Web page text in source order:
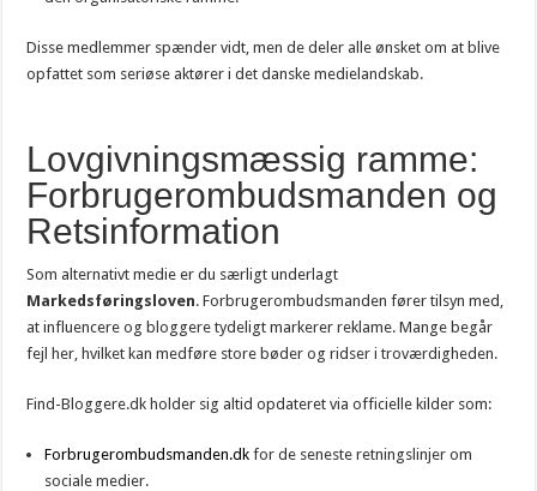
Disse medlemmer spænder vidt, men de deler alle ønsket om at blive
opfattet som seriøse aktører i det danske medielandskab.
Lovgivningsmæssig ramme:
Forbrugerombudsmanden og
Retsinformation
Som alternativt medie er du særligt underlagt
Markedsføringsloven. Forbrugerombudsmanden fører tilsyn med,
at influencere og bloggere tydeligt markerer reklame. Mange begår
fejl her, hvilket kan medføre store bøder og ridser i troværdigheden.
Find-Bloggere.dk holder sig altid opdateret via officielle kilder som:
Forbrugerombudsmanden.dk for de seneste retningslinjer om
sociale medier.